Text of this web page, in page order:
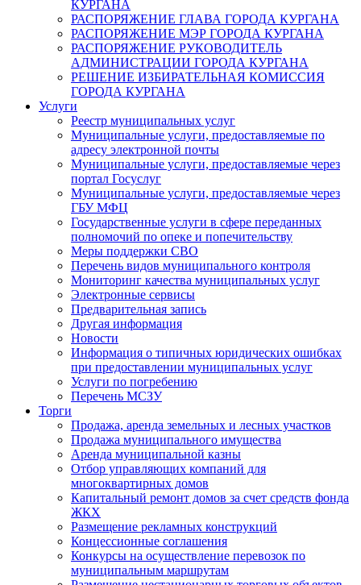
КУРГАНА
РАСПОРЯЖЕНИЕ ГЛАВА ГОРОДА КУРГАНА
РАСПОРЯЖЕНИЕ МЭР ГОРОДА КУРГАНА
РАСПОРЯЖЕНИЕ РУКОВОДИТЕЛЬ
АДМИНИСТРАЦИИ ГОРОДА КУРГАНА
РЕШЕНИЕ ИЗБИРАТЕЛЬНАЯ КОМИССИЯ
ГОРОДА КУРГАНА
Услуги
Реестр муниципальных услуг
Муниципальные услуги, предоставляемые по
адресу электронной почты
Муниципальные услуги, предоставляемые через
портал Госуслуг
Муниципальные услуги, предоставляемые через
ГБУ МФЦ
Государственные услуги в сфере переданных
полномочий по опеке и попечительству
Меры поддержки СВО
Перечень видов муниципального контроля
Мониторинг качества муниципальных услуг
Электронные сервисы
Предварительная запись
Другая информация
Новости
Информация о типичных юридических ошибках
при предоставлении муниципальных услуг
Услуги по погребению
Перечень МСЗУ
Торги
Продажа, аренда земельных и лесных участков
Продажа муниципального имущества
Аренда муниципальной казны
Отбор управляющих компаний для
многоквартирных домов
Капитальный ремонт домов за счет средств фонда
ЖКХ
Размещение рекламных конструкций
Концессионные соглашения
Конкурсы на осуществление перевозок по
муниципальным маршрутам